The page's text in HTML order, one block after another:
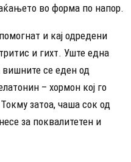
во форма по напор.
и кај одредени
и гихт. Уште една
се еден од
– хормон кој го
затоа, чаша сок од
за поквалитетен и